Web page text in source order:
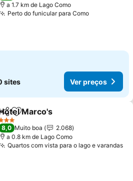
a 1.7 km de Lago Como
Perto do funicular para Como
sites Ver preços
Adicionar aos favoritos
Marco's
Estrelas
8,0 Muito boa
2.068
a 0.8 km de Lago Como
Quartos com vista para o lago e varandas